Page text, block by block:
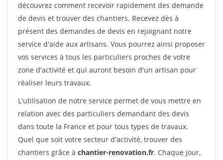
découvrez comment recevoir rapidement des demande
de devis et trouver des chantiers. Recevez dès à
présent des demandes de devis en rejoignant notre
service d'aide aux artisans. Vous pourrez ainsi proposer
vos services à tous les particuliers proches de votre
zone d'activité et qui auront besoin d'un artisan pour
réaliser leurs travaux.
L'utilisation de notre service permet de vous mettre en
relation avec des particuliers demandant des devis
dans toute la France et pour tous types de travaux.
Quel que soit votre secteur d'activité, trouver des
chantiers grâce à chantier-renovation.fr. Chaque jour,